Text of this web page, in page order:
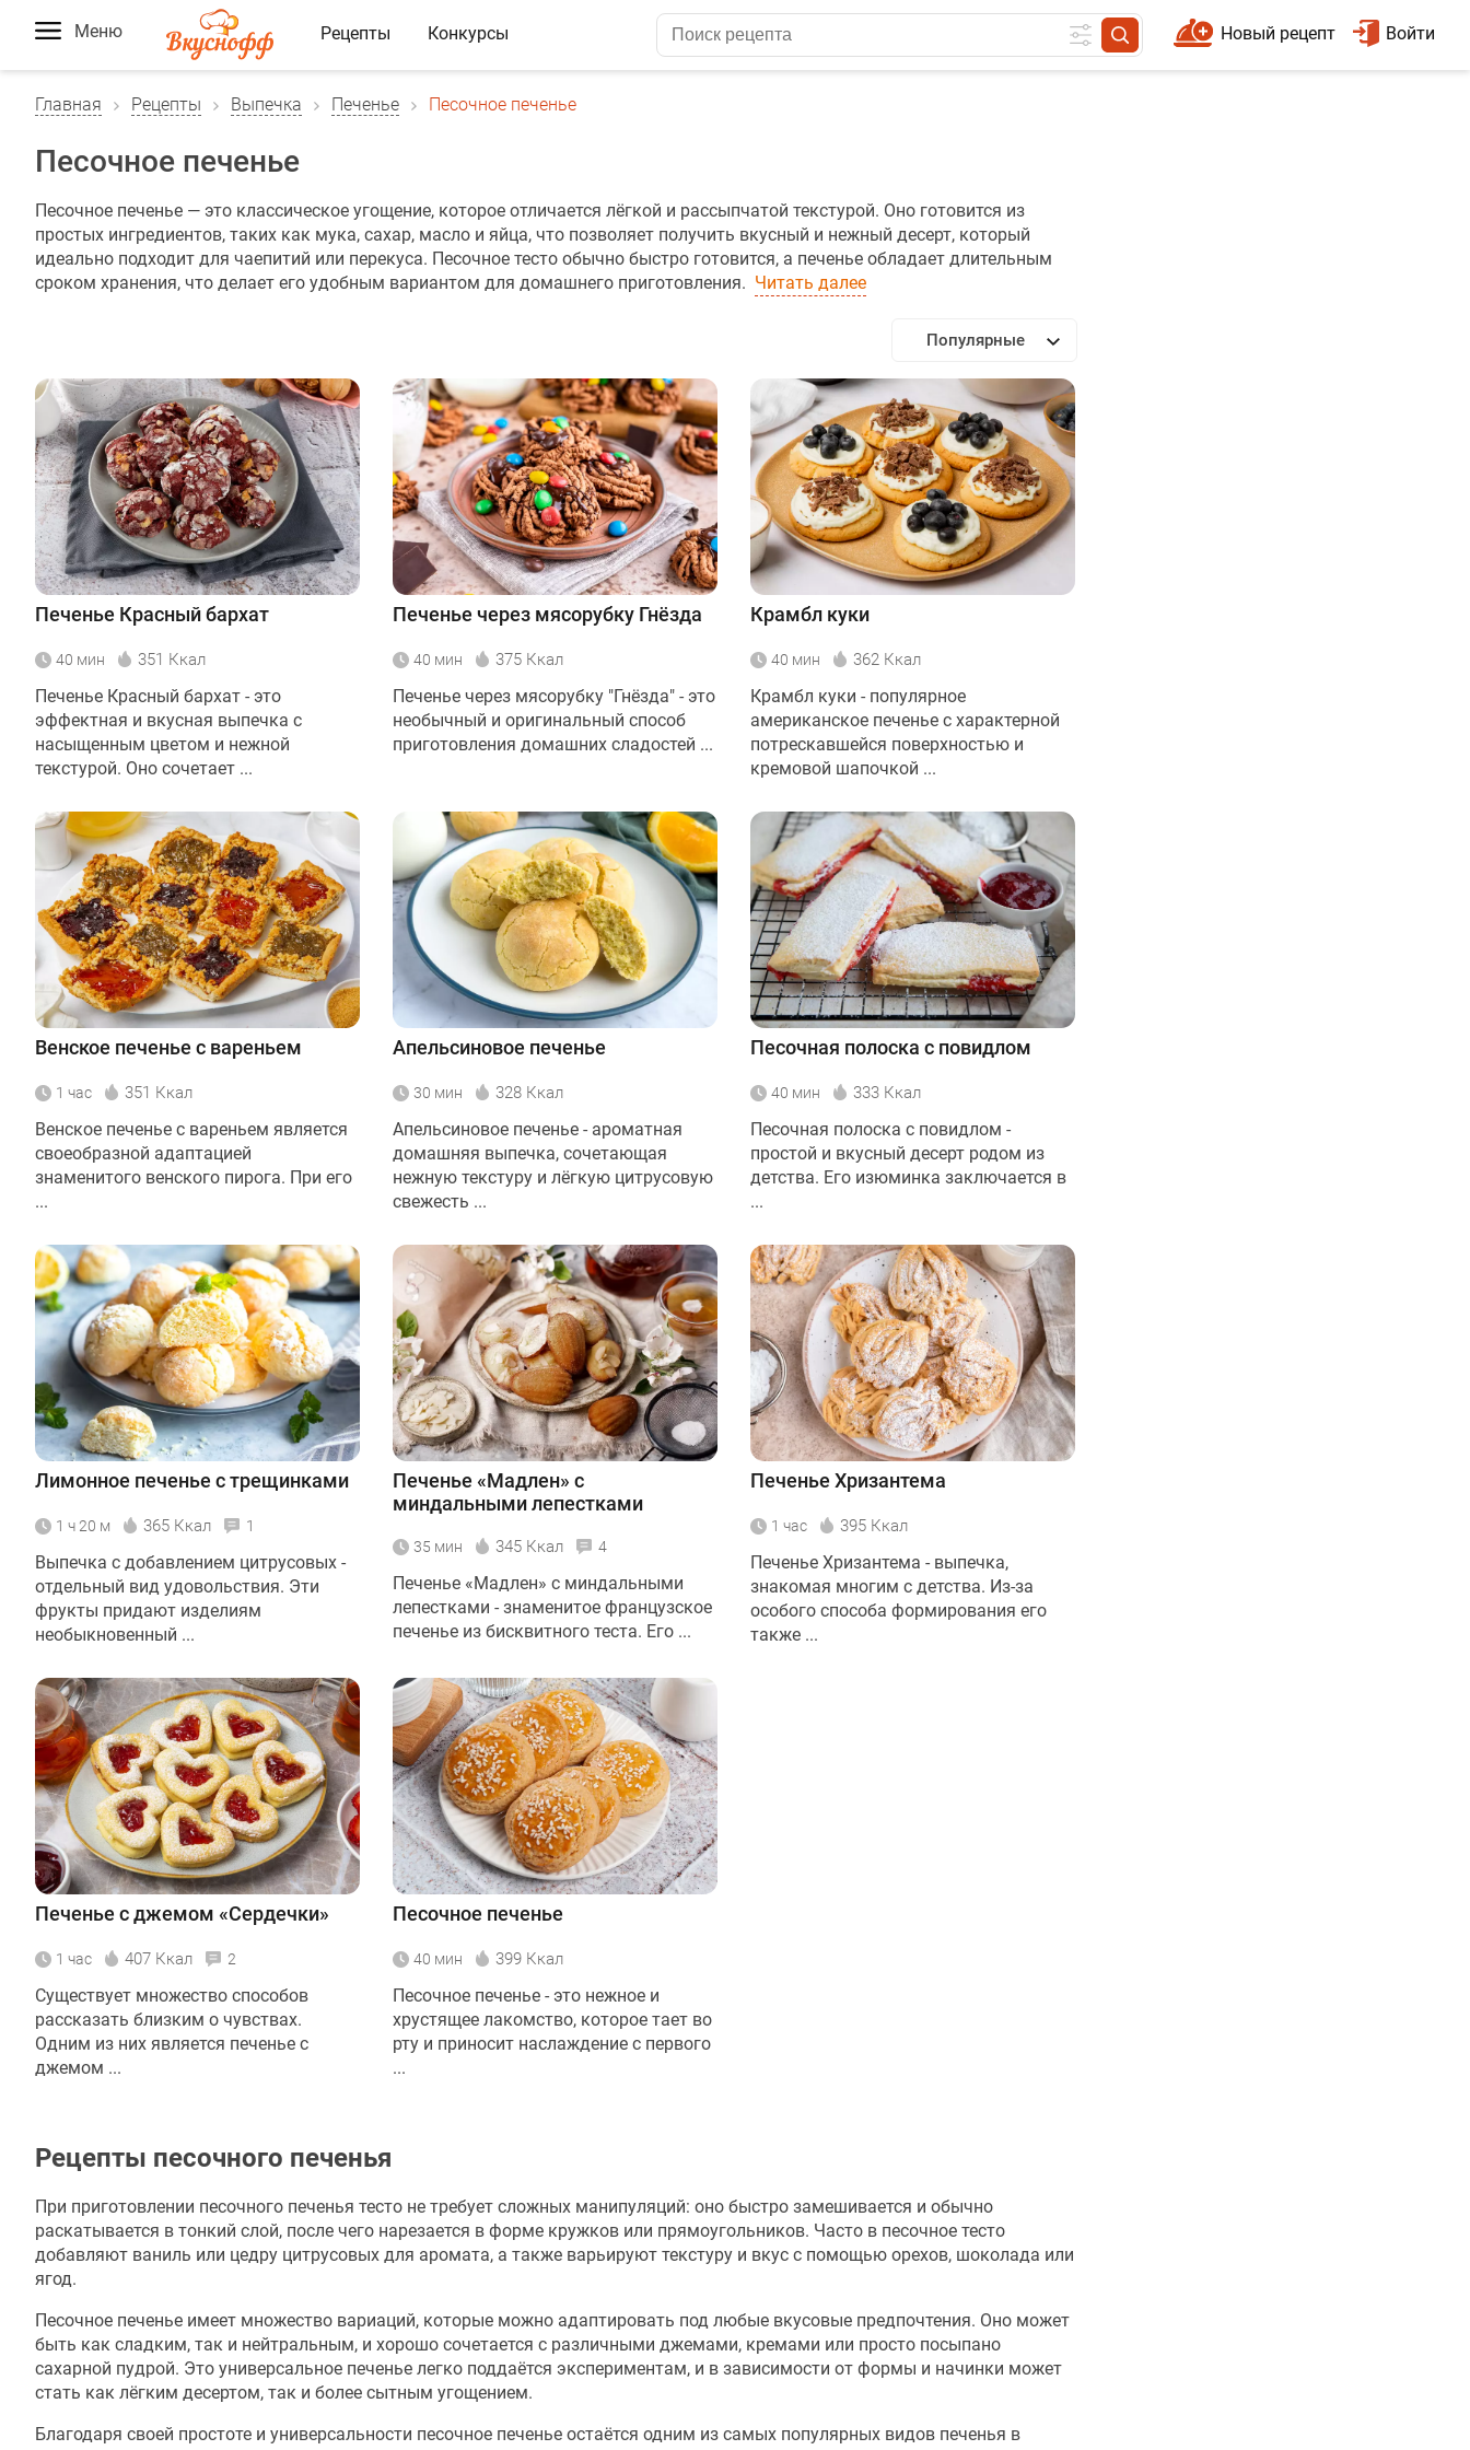
Меню Рецепты Конкурсы Войти
Новый рецепт
Главная Рецепты Выпечка Печенье Песочное печенье
Песочное печенье
Песочное печенье — это классическое угощение, которое отличается лёгкой и рассыпчатой текстурой. Оно готовится из
простых ингредиентов, таких как мука, сахар, масло и яйца, что позволяет получить вкусный и нежный десерт, который
идеально подходит для чаепитий или перекуса. Песочное тесто обычно быстро готовится, а печенье обладает длительным
сроком хранения, что делает его удобным вариантом для домашнего приготовления. Читать далее
Популярные
Печенье Красный бархат
40 мин 351 Ккал
Печенье Красный бархат - это
эффектная и вкусная выпечка с
насыщенным цветом и нежной
текстурой. Оно сочетает ...
Печенье через мясорубку Гнёзда
40 мин 375 Ккал
Печенье через мясорубку "Гнёзда" - это
необычный и оригинальный способ
приготовления домашних сладостей ...
Крамбл куки
40 мин 362 Ккал
Крамбл куки - популярное
американское печенье с характерной
потрескавшейся поверхностью и
кремовой шапочкой ...
Венское печенье с вареньем
1 час 351 Ккал
Венское печенье с вареньем является
своеобразной адаптацией
знаменитого венского пирога. При его
...
Апельсиновое печенье
30 мин 328 Ккал
Апельсиновое печенье - ароматная
домашняя выпечка, сочетающая
нежную текстуру и лёгкую цитрусовую
свежесть ...
Песочная полоска с повидлом
40 мин 333 Ккал
Песочная полоска с повидлом -
простой и вкусный десерт родом из
детства. Его изюминка заключается в
...
Лимонное печенье с трещинками
1 ч 20 м 365 Ккал 1
Выпечка с добавлением цитрусовых -
отдельный вид удовольствия. Эти
фрукты придают изделиям
необыкновенный ...
Печенье «Мадлен» с
миндальными лепестками
35 мин 345 Ккал 4
Печенье «Мадлен» с миндальными
лепестками - знаменитое французское
печенье из бисквитного теста. Его ...
Печенье Хризантема
1 час 395 Ккал
Печенье Хризантема - выпечка,
знакомая многим с детства. Из-за
особого способа формирования его
также ...
Печенье с джемом «Сердечки»
1 час 407 Ккал 2
Существует множество способов
рассказать близким о чувствах.
Одним из них является печенье с
джемом ...
Песочное печенье
40 мин 399 Ккал
Песочное печенье - это нежное и
хрустящее лакомство, которое тает во
рту и приносит наслаждение с первого
...
Рецепты песочного печенья
При приготовлении песочного печенья тесто не требует сложных манипуляций: оно быстро замешивается и обычно
раскатывается в тонкий слой, после чего нарезается в форме кружков или прямоугольников. Часто в песочное тесто
добавляют ваниль или цедру цитрусовых для аромата, а также варьируют текстуру и вкус с помощью орехов, шоколада или
ягод.
Песочное печенье имеет множество вариаций, которые можно адаптировать под любые вкусовые предпочтения. Оно может
быть как сладким, так и нейтральным, и хорошо сочетается с различными джемами, кремами или просто посыпано
сахарной пудрой. Это универсальное печенье легко поддаётся экспериментам, и в зависимости от формы и начинки может
стать как лёгким десертом, так и более сытным угощением.
Благодаря своей простоте и универсальности песочное печенье остаётся одним из самых популярных видов печенья в